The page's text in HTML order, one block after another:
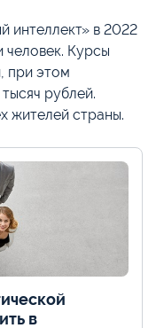
интеллект» в 2022
человек. Курсы
при этом
рублей.
жителей страны.
в